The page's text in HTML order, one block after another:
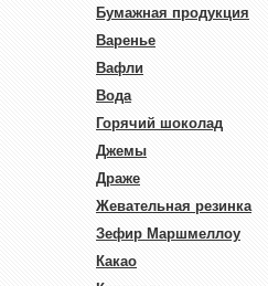
Бумажная продукция
Варенье
Вафли
Вода
Горячий шоколад
Джемы
Драже
Жевательная резинка
Зефир Маршмеллоу
Какао